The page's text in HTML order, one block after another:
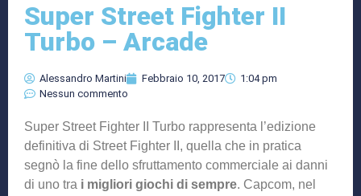
Super Street Fighter II
Turbo – Arcade
Alessandro Martini Febbraio 10, 2017
1:04 pm
Nessun commento
Super Street Fighter II Turbo rappresenta l’edizione
definitiva di Street Fighter II, quella che in pratica
segnò la fine dello sfruttamento commerciale ai danni
di uno tra i migliori giochi di sempre. Capcom, nel